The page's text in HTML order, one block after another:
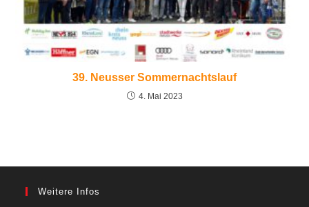
39. Neusser Sommernachtslauf
4. Mai 2023
Weitere Infos